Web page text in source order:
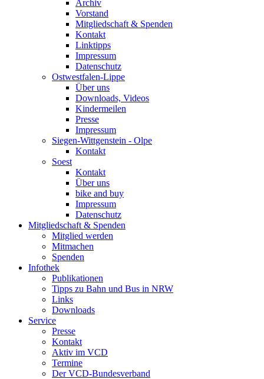
Archiv
Vorstand
Mitgliedschaft & Spenden
Kontakt
Linktipps
Impressum
Datenschutz
Ostwestfalen-Lippe
Über uns
Downloads, Videos
Kindermeilen
Presse
Impressum
Siegen-Wittgenstein - Olpe
Kontakt
Soest
Kontakt
Über uns
bike and buy
Impressum
Datenschutz
Mitgliedschaft & Spenden
Mitglied werden
Mitmachen
Spenden
Infothek
Publikationen
Tipps zu Bahn und Bus in NRW
Links
Downloads
Service
Presse
Kontakt
Aktiv im VCD
Termine
Der VCD-Bundesverband